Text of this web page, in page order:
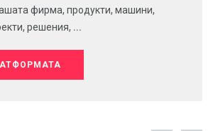
фирма, продукти, машини,
решения, ...